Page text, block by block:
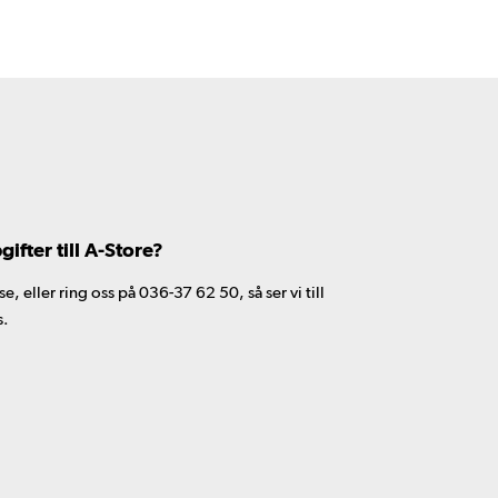
till A-Store?
eller ring oss på 036-37 62 50, så ser vi till